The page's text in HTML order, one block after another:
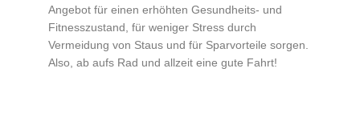
Angebot für einen erhöhten Gesundheits- und
Fitnesszustand, für weniger Stress durch
Vermeidung von Staus und für Sparvorteile sorgen.
Also, ab aufs Rad und allzeit eine gute Fahrt!